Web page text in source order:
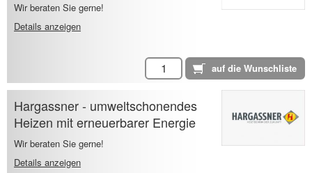
Wir beraten Sie gerne!
Details anzeigen
Hargassner - umweltschonendes
Heizen mit erneuerbarer Energie
Wir beraten Sie gerne!
Details anzeigen